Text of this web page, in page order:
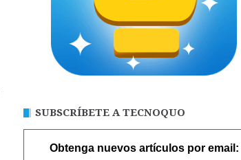
SUBSCRÍBETE A TECNOQUO
Obtenga nuevos artículos por email: